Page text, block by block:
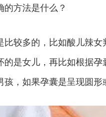
方法是什么？
较多的，比如酸儿辣女
是女儿，再比如根据
，如果孕囊是呈现圆形